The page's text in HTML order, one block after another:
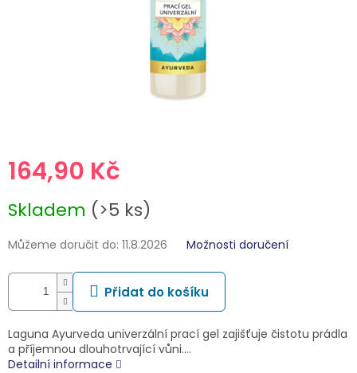
164,90 Kč
cena:
Skladem (>5 ks)
Můžeme doručit do: 11.8.2026 Možnosti doručení
Přidat do košíku
Laguna Ayurveda univerzální prací gel zajišťuje čistotu prádla
a příjemnou dlouhotrvající vůni.…
Detailní informace